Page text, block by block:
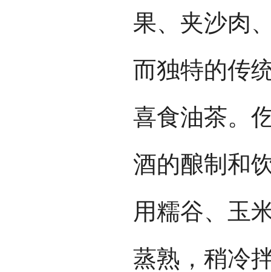
果、夹沙肉
而独特的传
喜食油茶。
酒的酿制和
用糯谷、玉
蒸熟，稍冷